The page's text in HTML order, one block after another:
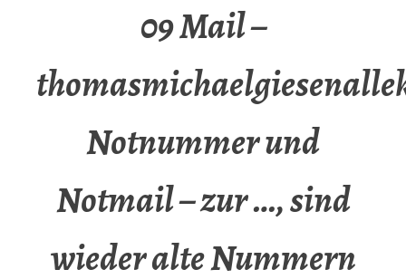
09 Mail –
Notnummer und
Notmail – zur …, sind
wieder alte Nummern